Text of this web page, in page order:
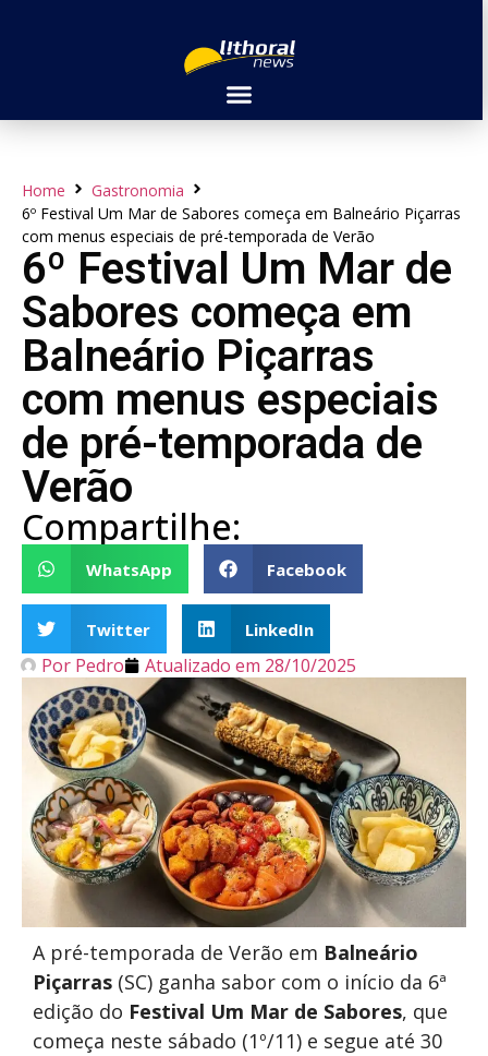
Home
Gastronomia
6º Festival Um Mar de Sabores começa em Balneário Piçarras
com menus especiais de pré-temporada de Verão
6º Festival Um Mar de
Sabores começa em
Balneário Piçarras
com menus especiais
de pré-temporada de
Verão
Compartilhe:
WhatsApp Facebook
Twitter LinkedIn
Por Pedro Atualizado em 28/10/2025
A pré-temporada de Verão em Balneário
Piçarras (SC) ganha sabor com o início da 6ª
edição do Festival Um Mar de Sabores, que
começa neste sábado (1º/11) e segue até 30